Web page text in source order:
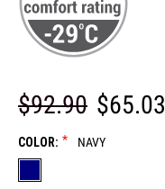
$92.90 $65.03
COLOR: * NAVY